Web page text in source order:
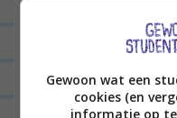
Gewoon wat een
cookies (en
informatie op te